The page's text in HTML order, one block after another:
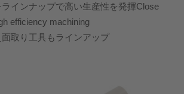
インナップで高い生産性を発揮Close
efficiency machining
取り工具もラインアップ